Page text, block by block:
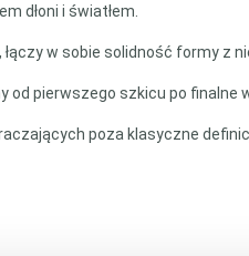
dłoni i światłem.
, łączy w sobie solidność formy z
od pierwszego szkicu po finalne
poza klasyczne